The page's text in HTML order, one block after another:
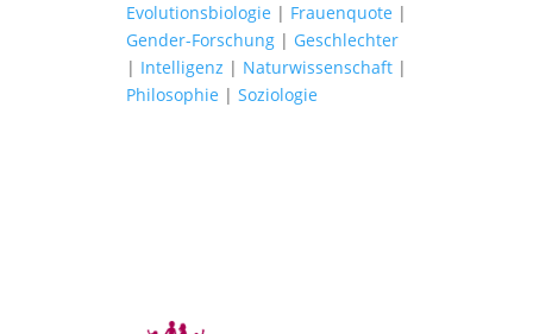
Evolutionsbiologie | Frauenquote |
Gender-Forschung| Geschlechter
| Intelligenz | Naturwissenschaft|
Philosophie | Soziologie